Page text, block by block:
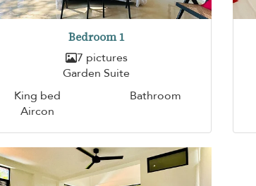
Bedroom 1
7 pictures
Garden Suite
King bed
Bathroom
Aircon